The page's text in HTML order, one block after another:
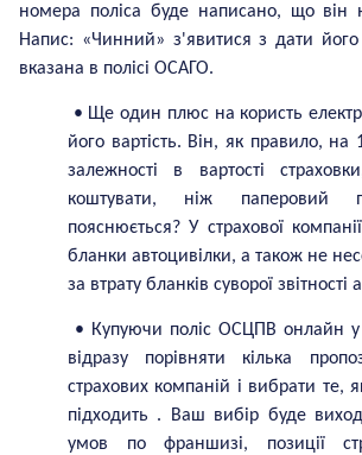
номера поліса буде написано, що він
Напис: «Чинний» з'явитися з дати
вказана в полісі ОСАГО.
• Ще один плюс на користь
його вартість. Він, як правило, на
залежності в вартості
коштувати, ніж
пояснюється? У страхової
бланки автоцивілки, а також не
за втрату бланків суворої звітності
• Купуючи поліс ОСЦПВ онлайн
відразу порівняти кілька
страхових компаній і вибрати тe,
підходить . Ваш вибір буде
умов по франшизі, позиції